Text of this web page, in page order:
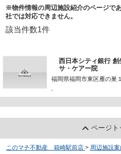
※物件情報の周辺施設紹介のページで
社では対応できません。
該当件数1件
西日本シティ銀行
サ・ケアー院
福岡県福岡市東区雁の巣
-
ページト
このマチ不動産 箱崎駅前店 > 周辺施設案